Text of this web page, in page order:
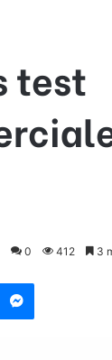
test
0 412 3